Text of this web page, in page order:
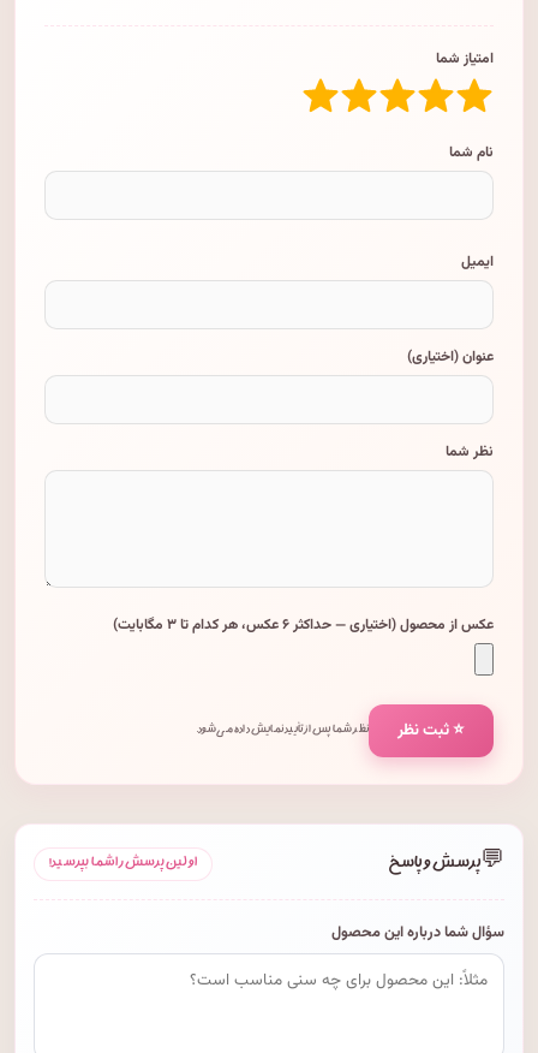
امتیاز شما
نام شما
ایمیل
عنوان (اختیاری)
نظر شما
عکس از محصول (اختیاری — حداکثر ۶ عکس، هر کدام تا ۳ مگابایت)
⭐ ثبت نظر نظر شما پس از تأیید نمایش داده می‌شود.
💬پرسش و پاسخ اولین پرسش را شما بپرسید!
سؤال شما درباره این محصول